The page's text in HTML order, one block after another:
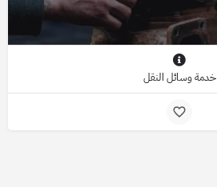
خدمة وسائل النقل